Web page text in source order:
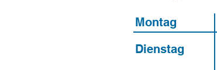
Montag
Dienstag